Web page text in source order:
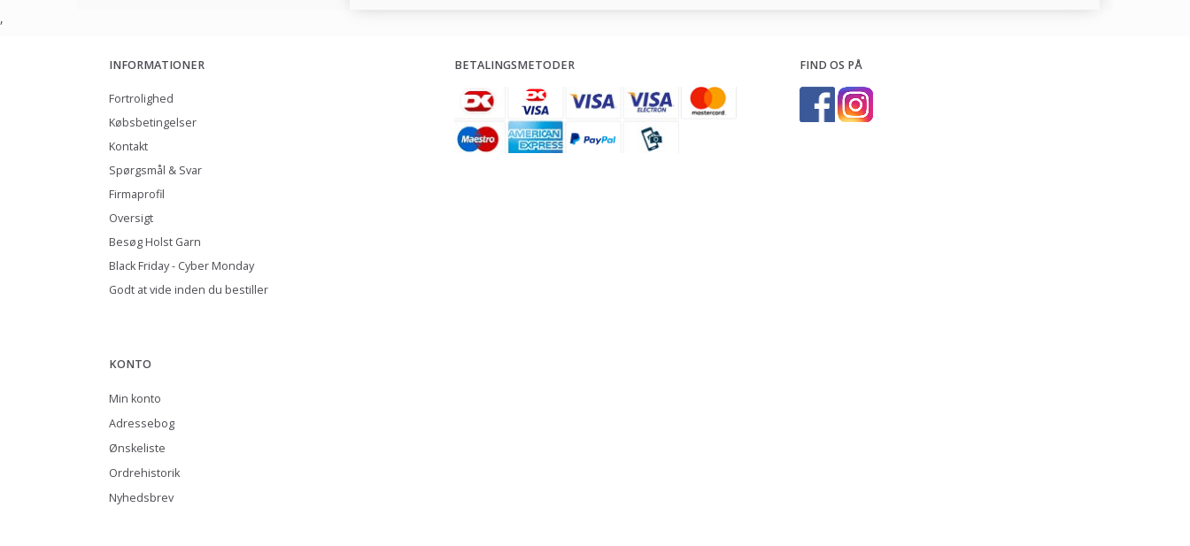
,
INFORMATIONER
Fortrolighed
Købsbetingelser
Kontakt
Spørgsmål & Svar
Firmaprofil
Oversigt
Besøg Holst Garn
Black Friday - Cyber Monday
Godt at vide inden du bestiller
KONTO
Min konto
Adressebog
Ønskeliste
Ordrehistorik
Nyhedsbrev
BETALINGSMETODER FIND OS PÅ